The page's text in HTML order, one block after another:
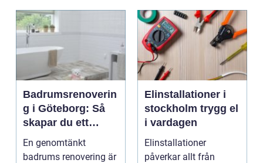
Badrumsrenoverin
g i Göteborg: Så
skapar du ett
hållbart och
modernt badrum
En genomtänkt
badrums renovering är
Elinstallationer i
stockholm trygg el
i vardagen
Elinstallationer
påverkar allt från